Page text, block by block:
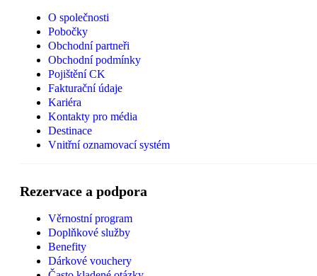
O společnosti
Pobočky
Obchodní partneři
Obchodní podmínky
Pojištění CK
Fakturační údaje
Kariéra
Kontakty pro média
Destinace
Vnitřní oznamovací systém
Rezervace a podpora
Věrnostní program
Doplňkové služby
Benefity
Dárkové vouchery